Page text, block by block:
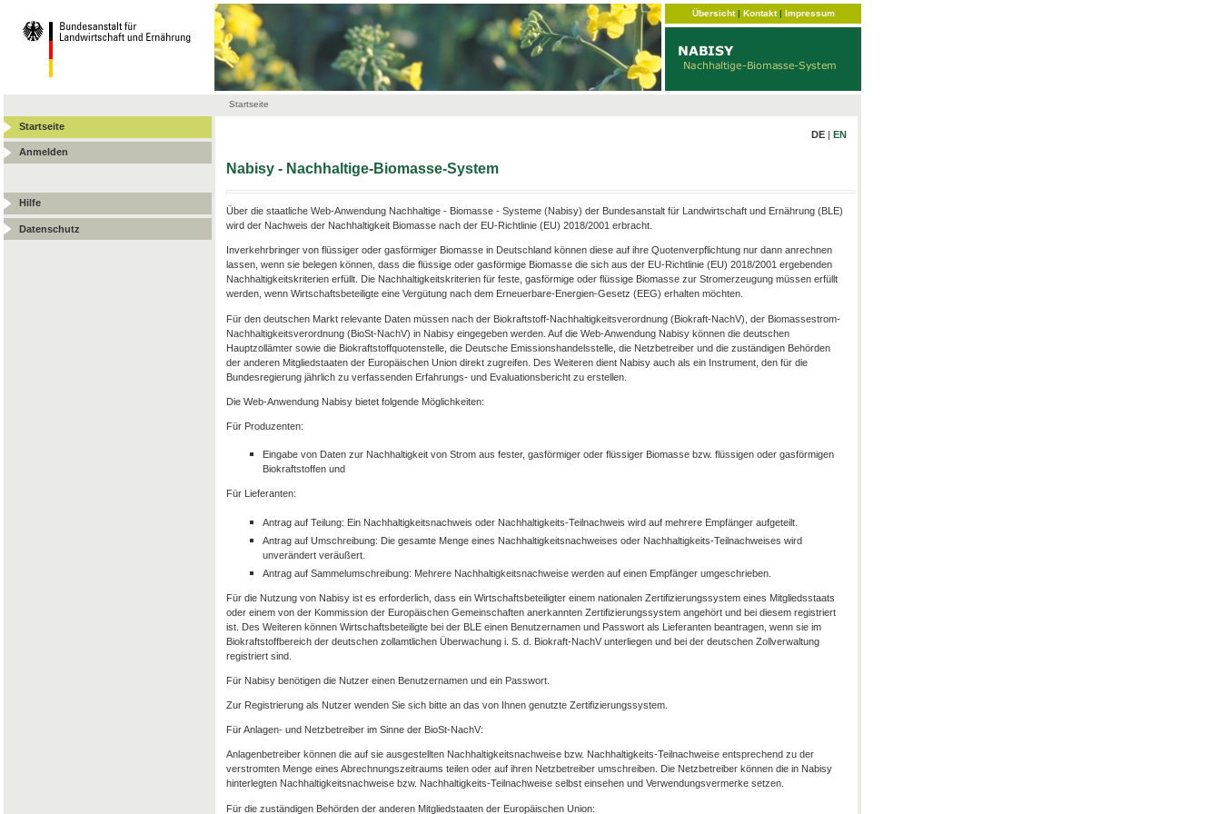
Übersicht| Kontakt| Impressum
Startseite
Startseite
Anmelden
Hilfe
Datenschutz
DE |EN
Nabisy - Nachhaltige-Biomasse-System
Über die staatliche Web-Anwendung Nachhaltige - Biomasse - Systeme (Nabisy) der Bundesanstalt für Landwirtschaft und Ernährung (BLE)
wird der Nachweis der Nachhaltigkeit Biomasse nach der EU-Richtlinie (EU) 2018/2001 erbracht.
Inverkehrbringer von flüssiger oder gasförmiger Biomasse in Deutschland können diese auf ihre Quotenverpflichtung nur dann anrechnen
lassen, wenn sie belegen können, dass die flüssige oder gasförmige Biomasse die sich aus der EU-Richtlinie (EU) 2018/2001 ergebenden
Nachhaltigkeitskriterien erfüllt. Die Nachhaltigkeitskriterien für feste, gasförmige oder flüssige Biomasse zur Stromerzeugung müssen erfüllt
werden, wenn Wirtschaftsbeteiligte eine Vergütung nach dem Erneuerbare-Energien-Gesetz (EEG) erhalten möchten.
Für den deutschen Markt relevante Daten müssen nach der Biokraftstoff-Nachhaltigkeitsverordnung (Biokraft-NachV), der Biomassestrom-
Nachhaltigkeitsverordnung (BioSt-NachV) in Nabisy eingegeben werden. Auf die Web-Anwendung Nabisy können die deutschen
Hauptzollämter sowie die Biokraftstoffquotenstelle, die Deutsche Emissionshandelsstelle, die Netzbetreiber und die zuständigen Behörden
der anderen Mitgliedstaaten der Europäischen Union direkt zugreifen. Des Weiteren dient Nabisy auch als ein Instrument, den für die
Bundesregierung jährlich zu verfassenden Erfahrungs- und Evaluationsbericht zu erstellen.
Die Web-Anwendung Nabisy bietet folgende Möglichkeiten:
Für Produzenten:
Eingabe von Daten zur Nachhaltigkeit von Strom aus fester, gasförmiger oder flüssiger Biomasse bzw. flüssigen oder gasförmigen
Biokraftstoffen und
Für Lieferanten:
Antrag auf Teilung: Ein Nachhaltigkeitsnachweis oder Nachhaltigkeits-Teilnachweis wird auf mehrere Empfänger aufgeteilt.
Antrag auf Umschreibung: Die gesamte Menge eines Nachhaltigkeitsnachweises oder Nachhaltigkeits-Teilnachweises wird
unverändert veräußert.
Antrag auf Sammelumschreibung: Mehrere Nachhaltigkeitsnachweise werden auf einen Empfänger umgeschrieben.
Für die Nutzung von Nabisy ist es erforderlich, dass ein Wirtschaftsbeteiligter einem nationalen Zertifizierungssystem eines Mitgliedsstaats
oder einem von der Kommission der Europäischen Gemeinschaften anerkannten Zertifizierungssystem angehört und bei diesem registriert
ist. Des Weiteren können Wirtschaftsbeteiligte bei der BLE einen Benutzernamen und Passwort als Lieferanten beantragen, wenn sie im
Biokraftstoffbereich der deutschen zollamtlichen Überwachung i. S. d. Biokraft-NachV unterliegen und bei der deutschen Zollverwaltung
registriert sind.
Für Nabisy benötigen die Nutzer einen Benutzernamen und ein Passwort.
Zur Registrierung als Nutzer wenden Sie sich bitte an das von Ihnen genutzte Zertifizierungssystem.
Für Anlagen- und Netzbetreiber im Sinne der BioSt-NachV:
Anlagenbetreiber können die auf sie ausgestellten Nachhaltigkeitsnachweise bzw. Nachhaltigkeits-Teilnachweise entsprechend zu der
verstromten Menge eines Abrechnungszeitraums teilen oder auf ihren Netzbetreiber umschreiben. Die Netzbetreiber können die in Nabisy
hinterlegten Nachhaltigkeitsnachweise bzw. Nachhaltigkeits-Teilnachweise selbst einsehen und Verwendungsvermerke setzen.
Für die zuständigen Behörden der anderen Mitgliedstaaten der Europäischen Union: